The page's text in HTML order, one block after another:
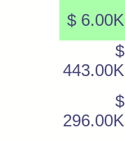
$ 6.00K
$
443.00K
$
296.00K